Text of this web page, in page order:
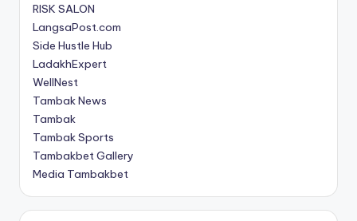
RISK SALON
LangsaPost.com
Side Hustle Hub
LadakhExpert
WellNest
Tambak News
Tambak
Tambak Sports
Tambakbet Gallery
Media Tambakbet